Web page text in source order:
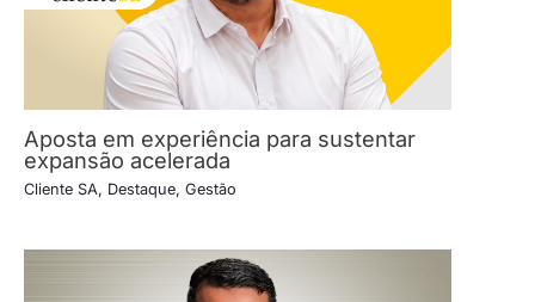
Aposta em experiência para sustentar
expansão acelerada
Cliente SA, Destaque, Gestão